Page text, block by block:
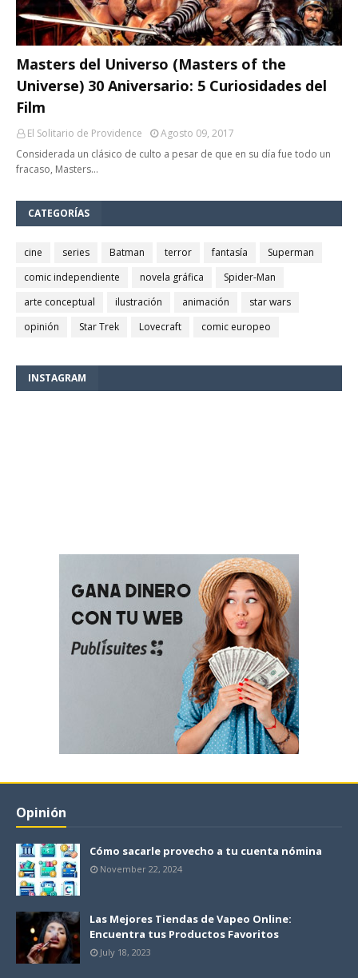
Masters del Universo (Masters of the
Universe) 30 Aniversario: 5 Curiosidades del
Film
El Solitario de Providence
Agosto 09, 2017
Considerada un clásico de culto a pesar de que en su día fue todo un
fracaso, Masters…
CATEGORÍAS
cine series Batman terror fantasía
Superman
comic independiente
novela gráfica
Spider-Man
arte conceptual
ilustración animación
star wars
opinión
Star Trek Lovecraft comic europeo
INSTAGRAM
Opinión
Cómo sacarle provecho a tu cuenta nómina
November 22, 2024
Las Mejores Tiendas de Vapeo Online:
Encuentra tus Productos Favoritos
July 18, 2023